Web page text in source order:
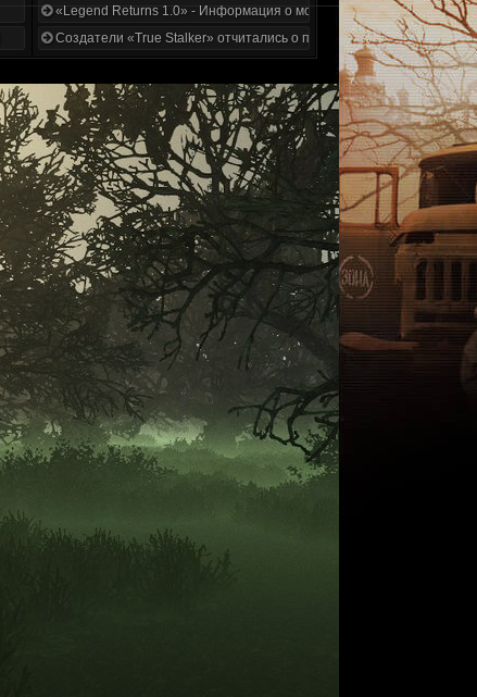
«Legend Returns 1.0» - Информация о моде за июнь 2020
Создатели «True Stalker» отчитались о проделанной работе